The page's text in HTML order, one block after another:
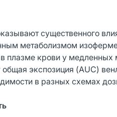
существенного
метаболизмом
плазме крови у
общая экспозиция (AUC)
в разных схемах